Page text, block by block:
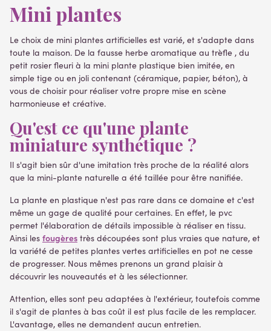
Mini plantes
Le choix de mini plantes artificielles est varié, et s'adapte dans
toute la maison. De la fausse herbe aromatique au trèfle , du
petit rosier fleuri à la mini plante plastique bien imitée, en
simple tige ou en joli contenant (céramique, papier, béton), à
vous de choisir pour réaliser votre propre mise en scène
harmonieuse et créative.
Qu'est ce qu'une plante
miniature synthétique ?
Il s'agit bien sûr d'une imitation très proche de la réalité alors
que la mini-plante naturelle a été taillée pour être nanifiée.
La plante en plastique n'est pas rare dans ce domaine et c'est
même un gage de qualité pour certaines. En effet, le pvc
permet l'élaboration de détails impossible à réaliser en tissu.
Ainsi les fougères très découpées sont plus vraies que nature, et
la variété de petites plantes vertes artificielles en pot ne cesse
de progresser. Nous mêmes prenons un grand plaisir à
découvrir les nouveautés et à les sélectionner.
Attention, elles sont peu adaptées à l'extérieur, toutefois comme
il s'agit de plantes à bas coût il est plus facile de les remplacer.
L'avantage, elles ne demandent aucun entretien.